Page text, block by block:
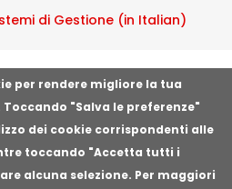
per rendere migliore la tua
"Salva le preferenze"
dei cookie corrispondenti alle
toccando "Accetta tutti i
alcuna selezione. Per maggiori
di Gestione (in Italian)
o irregolarità